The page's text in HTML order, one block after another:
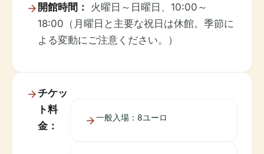
開館時間： 火曜日～日曜日、10:00～
18:00（月曜日と主要な祝日は休館。季節に
よる変動にご注意ください。）
チケッ
ト料
金：
一般入場：8ユーロ